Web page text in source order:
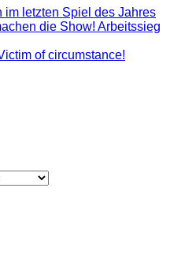
im letzten Spiel des Jahres
die Show! Arbeitssieg
of circumstance!